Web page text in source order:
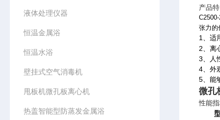
液体处理仪器
恒温金属浴
恒温水浴
壁挂式空气消毒机
甩板机微孔板离心机
热盖智能型防蒸发金属浴
产品
张力的
1
、
2 、
3 、
4 、
5 、
微孔
性能